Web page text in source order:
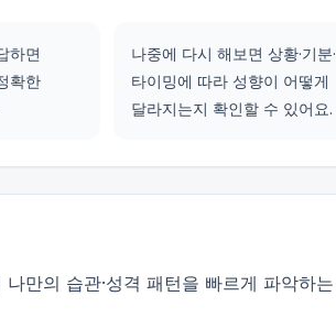
하면
확한
나중에 다시 해보면 상황·기분·
타이밍에 따라 성향이 어떻게
달라지는지 확인할 수 있어요.
만의 습관·성격 패턴을 빠르게 파악하는